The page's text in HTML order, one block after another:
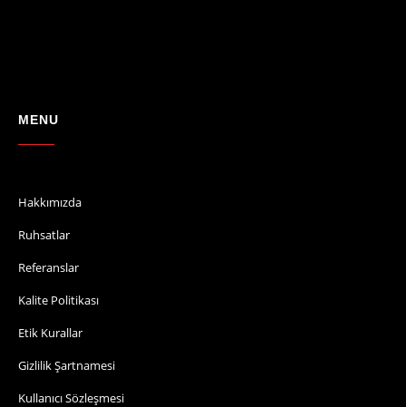
MENU
Hakkımızda
Ruhsatlar
Referanslar
Kalite Politikası
Etik Kurallar
Gizlilik Şartnamesi
Kullanıcı Sözleşmesi